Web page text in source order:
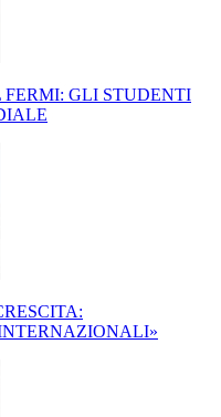
FERMI: GLI STUDENTI